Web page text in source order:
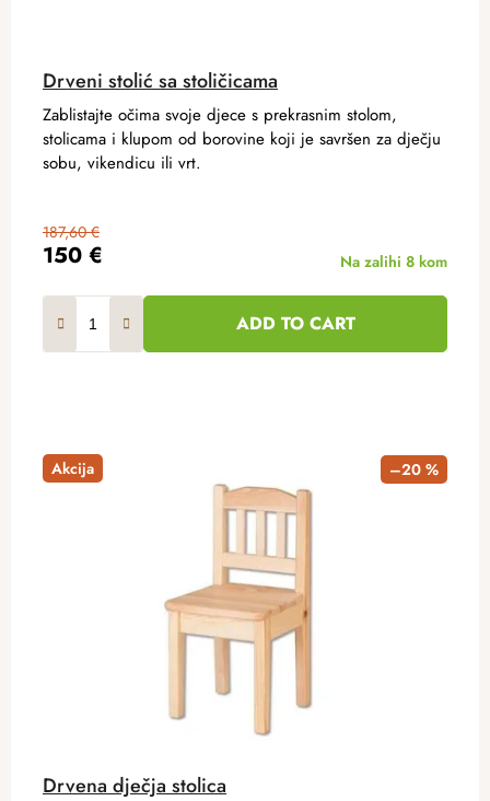
Drveni stolić sa stoličicama
150 €
187,60 €
Na zalihi 8 kom
ADD TO CART
Zablistajte očima svoje djece s prekrasnim stolom,
stolicama i klupom od borovine koji je savršen za dječju
sobu, vikendicu ili vrt.
Akcija –20 %
Drvena dječja stolica